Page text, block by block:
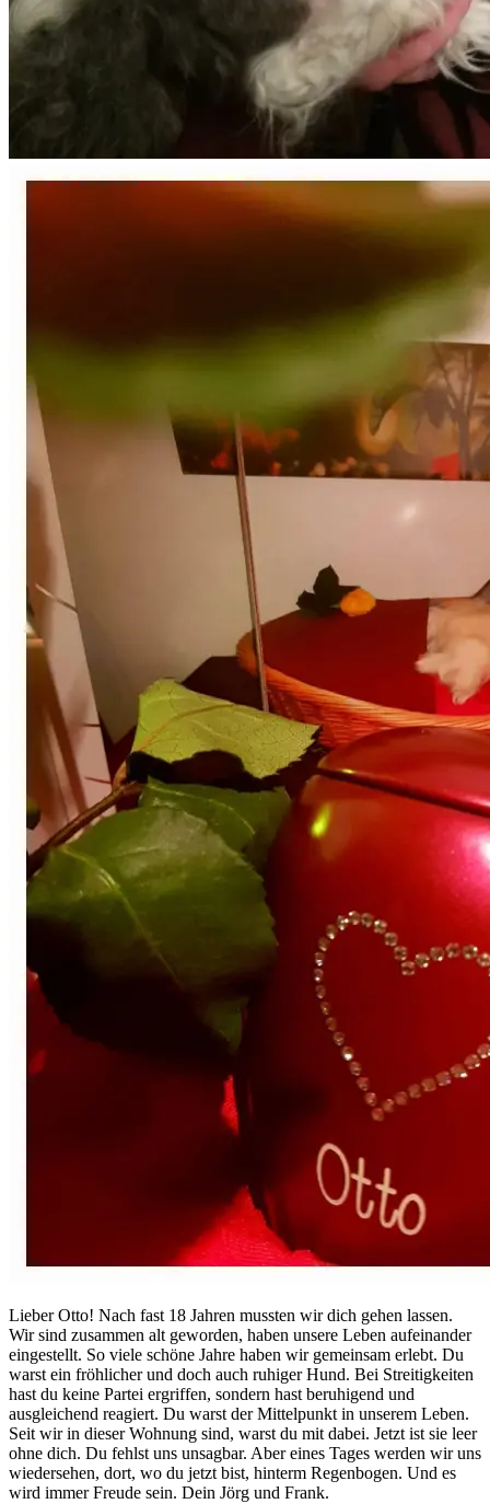
Lieber Otto! Nach fast 18 Jahren mussten wir dich gehen lassen.
Wir sind zusammen alt geworden, haben unsere Leben aufeinander
eingestellt. So viele schöne Jahre haben wir gemeinsam erlebt. Du
warst ein fröhlicher und doch auch ruhiger Hund. Bei Streitigkeiten
hast du keine Partei ergriffen, sondern hast beruhigend und
ausgleichend reagiert. Du warst der Mittelpunkt in unserem Leben.
Seit wir in dieser Wohnung sind, warst du mit dabei. Jetzt ist sie leer
ohne dich. Du fehlst uns unsagbar. Aber eines Tages werden wir uns
wiedersehen, dort, wo du jetzt bist, hinterm Regenbogen. Und es
wird immer Freude sein. Dein Jörg und Frank.